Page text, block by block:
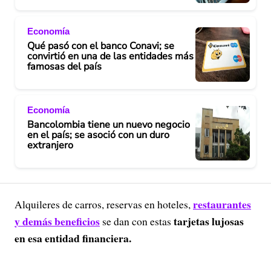
Economía
Qué pasó con el banco Conavi; se
convirtió en una de las entidades más
famosas del país
Economía
Bancolombia tiene un nuevo negocio
en el país; se asoció con un duro
extranjero
Alquileres de carros, reservas en hoteles,restaurantes
y demás beneficios se dan con estas tarjetas lujosas
en esa entidad financiera.